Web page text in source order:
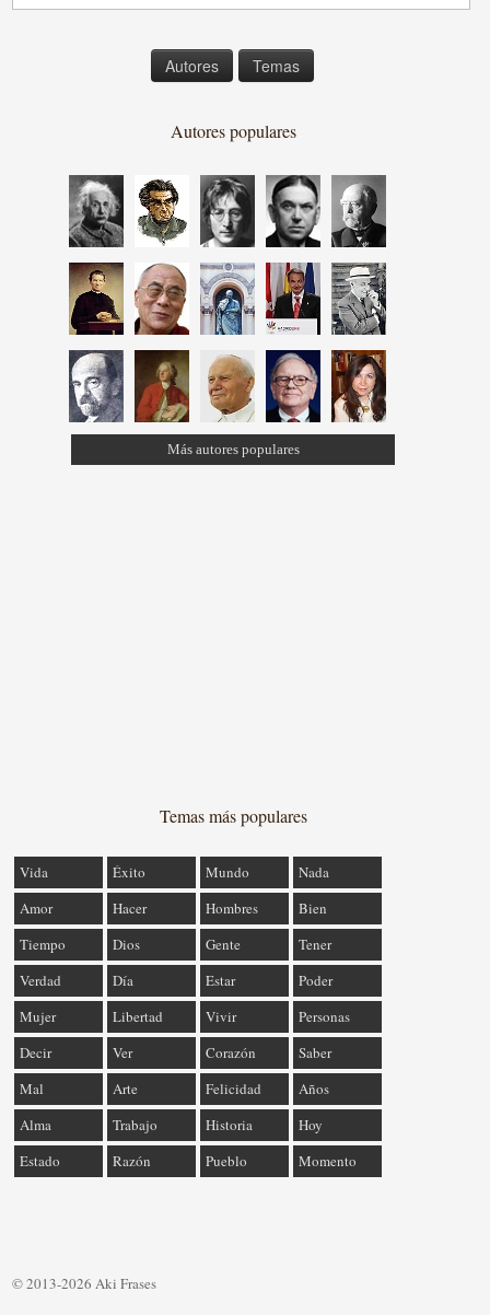
Autores Temas
Autores populares
Más autores populares
Temas más populares
Vida Éxito Mundo
Nada
Amor
Hacer Hombres
Bien
Tiempo
Dios Gente
Tener
Verdad
Día Estar
Poder
Mujer
Libertad Vivir
Personas
Decir
Ver Corazón
Saber
Mal
Arte Felicidad
Años
Alma
Trabajo Historia
Hoy
Estado
Razón Pueblo Momento
© 2013-2026 Aki Frases